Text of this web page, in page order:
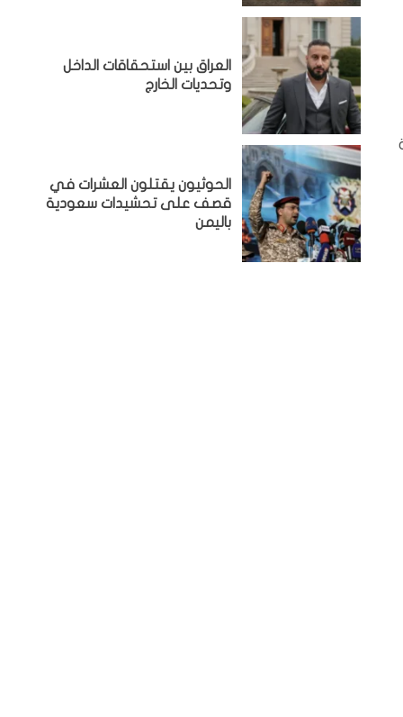
‏العراق بين استحقاقات الداخل
وتحديات الخارج
الحوثيون يقتلون العشرات في
قصف على تحشيدات سعودية
باليمن